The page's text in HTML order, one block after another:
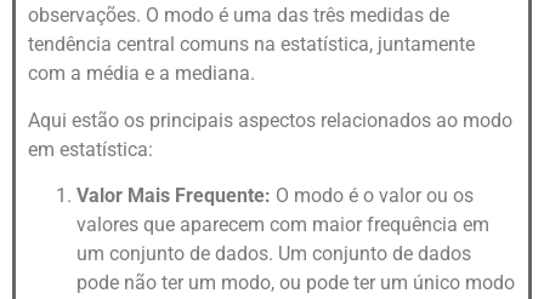
observações. O modo é uma das três medidas de
tendência central comuns na estatística, juntamente
com a média e a mediana.
Aqui estão os principais aspectos relacionados ao modo
em estatística:
Valor Mais Frequente: O modo é o valor ou os
valores que aparecem com maior frequência em
um conjunto de dados. Um conjunto de dados
pode não ter um modo, ou pode ter um único modo